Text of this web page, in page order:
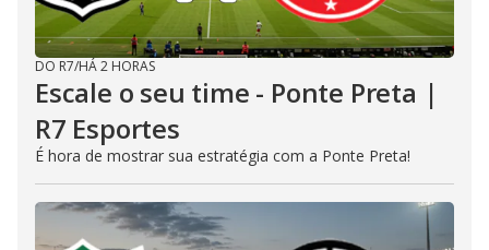
DO R7/HÁ 2 HORAS
Escale o seu time - Ponte Preta |
R7 Esportes
É hora de mostrar sua estratégia com a Ponte Preta!